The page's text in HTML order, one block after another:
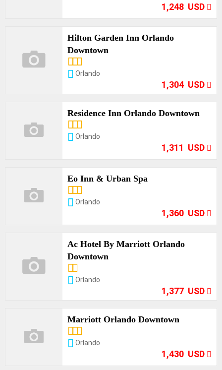
1,248 USD
Hilton Garden Inn Orlando
Downtown
Orlando
1,304 USD
Residence Inn Orlando Downtown
Orlando
1,311 USD
Eo Inn & Urban Spa
Orlando
1,360 USD
Ac Hotel By Marriott Orlando
Downtown
Orlando
1,377 USD
Marriott Orlando Downtown
Orlando
1,430 USD